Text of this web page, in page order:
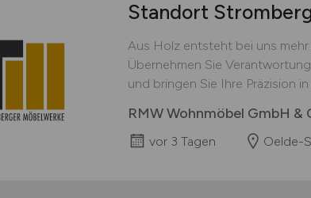
Standort
Aus Holz entsteht bei uns
Übernehmen Sie
und bringen Sie Ihre Präzision
RMW Wohnmöbel GmbH &
vor 3 Tagen Oelde-